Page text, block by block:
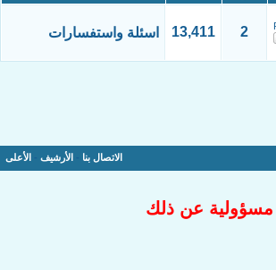
2
13,411 اسئلة واستفسارات
الاتصال بنا الأرشيف الأعلى
مسؤولية عن ذلك